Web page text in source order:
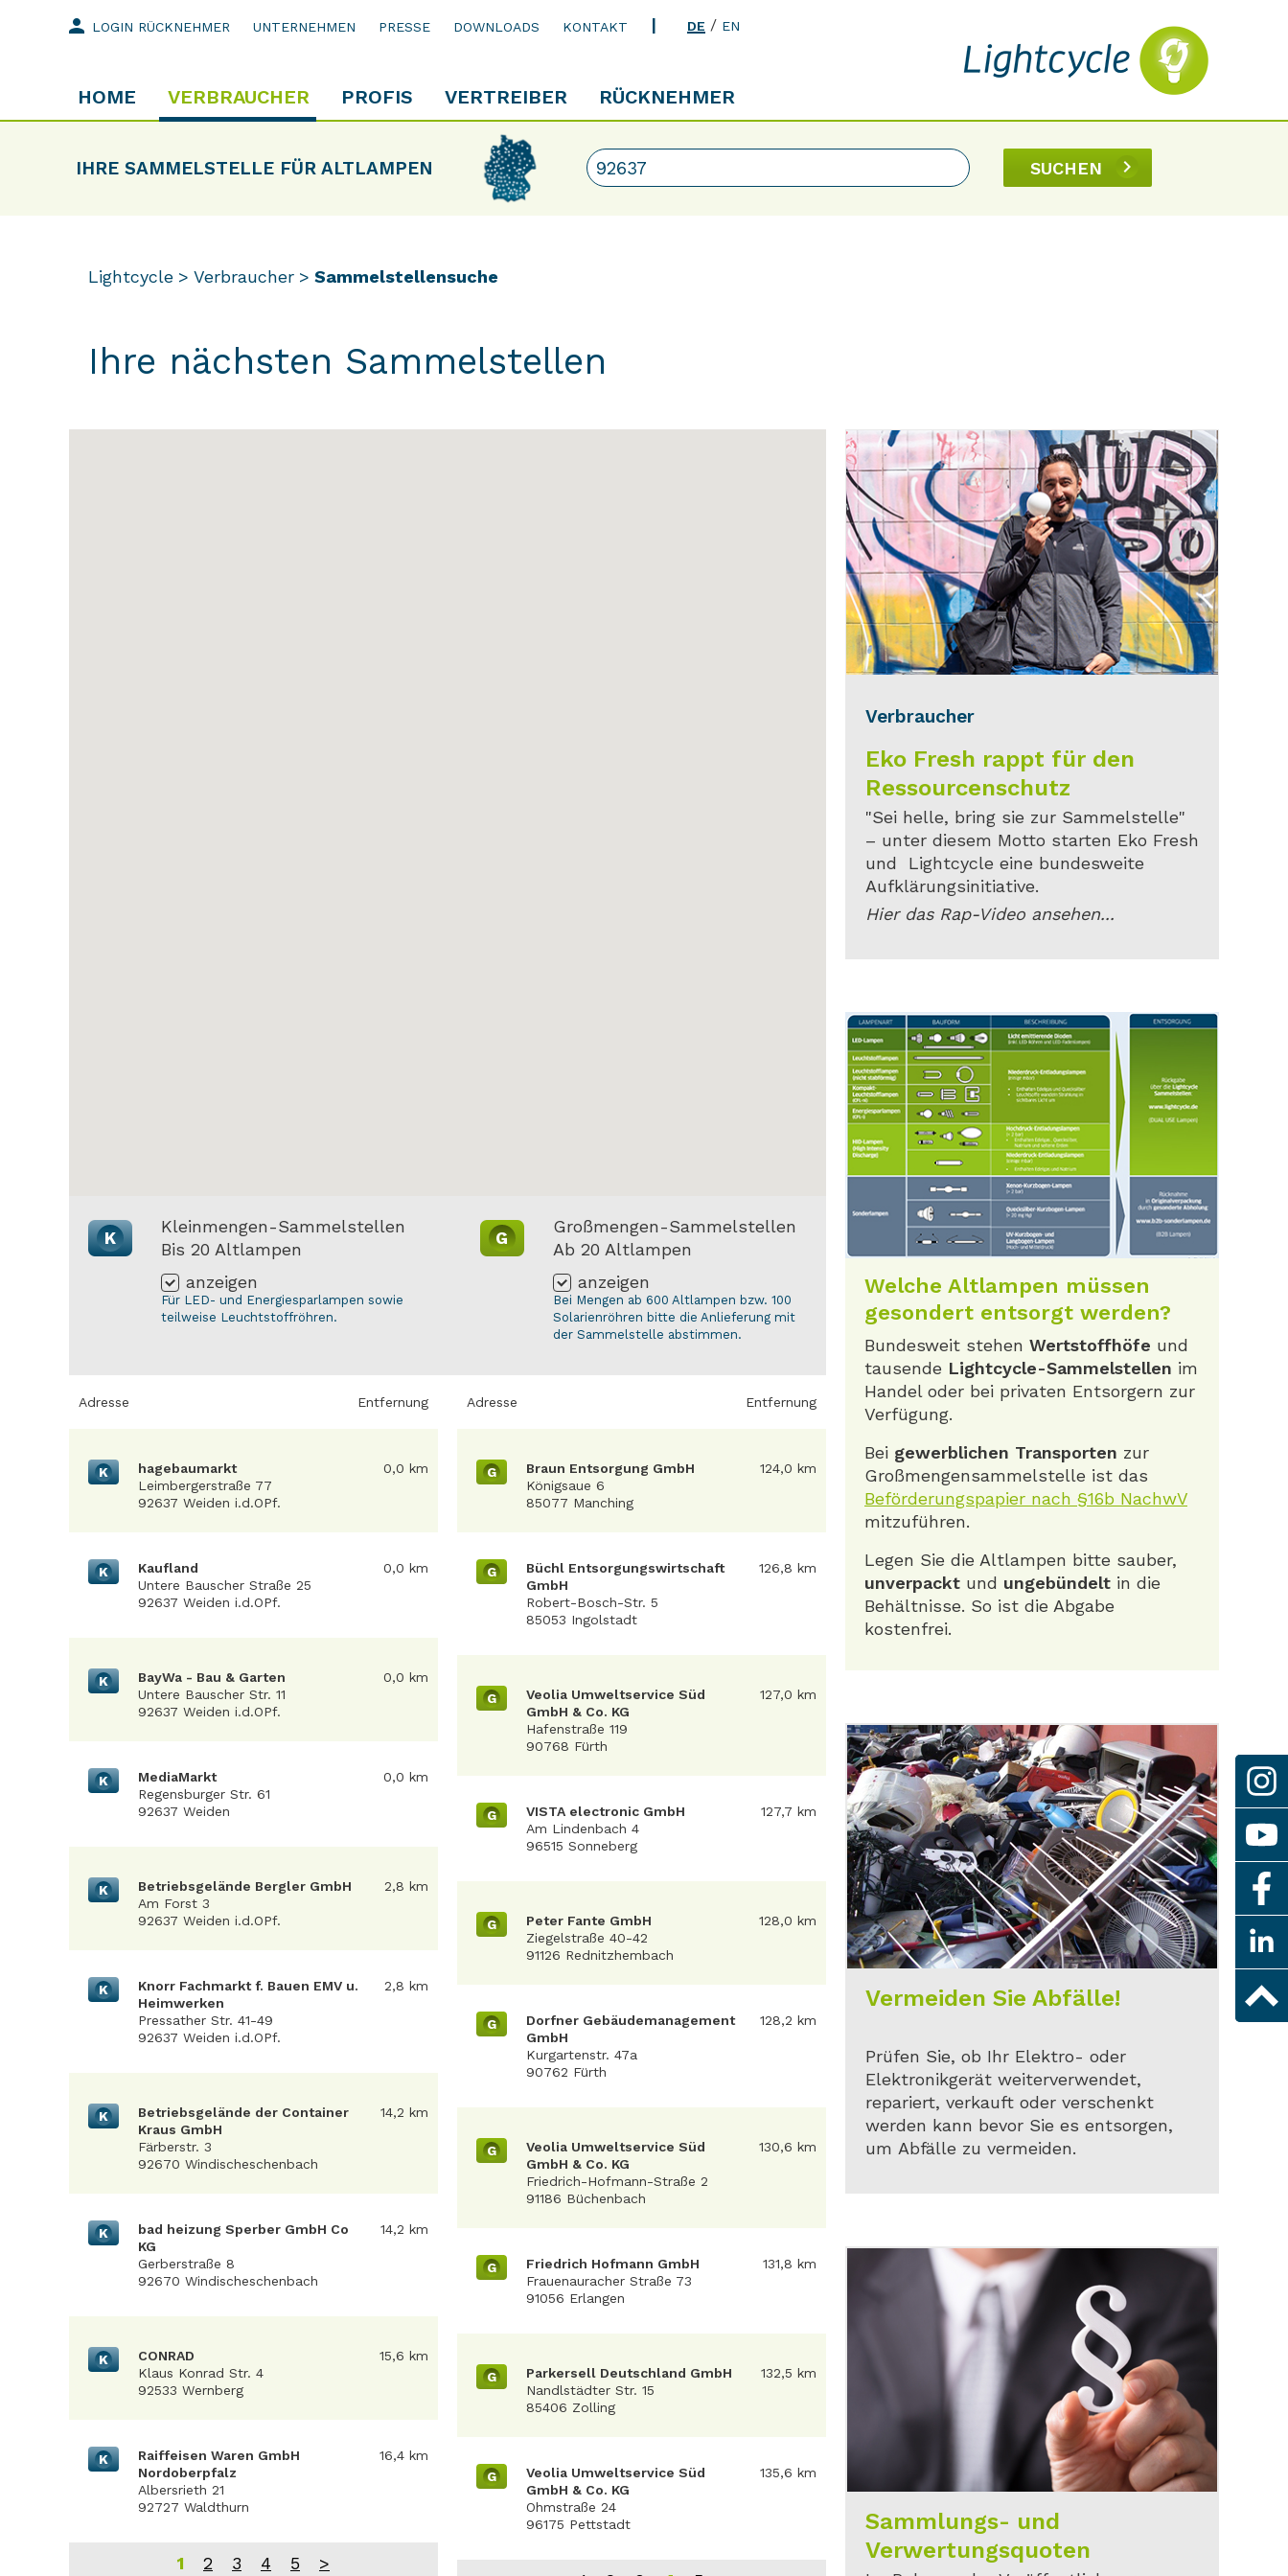
HOME VERBRAUCHER PROFIS VERTREIBER RÜCKNEHMER
person LOGIN RÜCKNEHMER UNTERNEHMEN PRESSE DOWNLOADS KONTAKT DE / EN
IHRE SAMMELSTELLE FÜR ALTLAMPEN SUCHEN
Lightcycle Verbraucher Sammelstellensuche
Ihre nächsten Sammelstellen
K
Kleinmengen-Sammelstellen
Bis 20 Altlampen
anzeigen
Für LED- und Energiesparlampen sowie
teilweise Leuchtstoffröhren.
G
Großmengen-Sammelstellen
Ab 20 Altlampen
anzeigen
Bei Mengen ab 600 Altlampen bzw. 100
Solarienröhren bitte die Anlieferung mit
der Sammelstelle abstimmen.
Adresse Entfernung
K
hagebaumarkt
Leimbergerstraße 77
92637 Weiden i.d.OPf.
0,0 km
K
Kaufland
Untere Bauscher Straße 25
92637 Weiden i.d.OPf.
0,0 km
K
BayWa - Bau & Garten
Untere Bauscher Str. 11
92637 Weiden i.d.OPf.
0,0 km
K
MediaMarkt
Regensburger Str. 61
92637 Weiden
0,0 km
K
Betriebsgelände Bergler GmbH
Am Forst 3
92637 Weiden i.d.OPf.
2,8 km
K
Knorr Fachmarkt f. Bauen EMV u.
Heimwerken
Pressather Str. 41-49
92637 Weiden i.d.OPf.
2,8 km
K
Betriebsgelände der Container
Kraus GmbH
Färberstr. 3
92670 Windischeschenbach
14,2 km
K
bad heizung Sperber GmbH Co
KG
Gerberstraße 8
92670 Windischeschenbach
14,2 km
K
CONRAD
Klaus Konrad Str. 4
92533 Wernberg
15,6 km
K
Raiffeisen Waren GmbH
Nordoberpfalz
Albersrieth 21
92727 Waldthurn
16,4 km
1 2 3 4 5 >
Adresse Entfernung
G
Braun Entsorgung GmbH
Königsaue 6
85077 Manching
124,0 km
G
Büchl Entsorgungswirtschaft
GmbH
Robert-Bosch-Str. 5
85053 Ingolstadt
126,8 km
G
Veolia Umweltservice Süd
GmbH & Co. KG
Hafenstraße 119
90768 Fürth
127,0 km
G
VISTA electronic GmbH
Am Lindenbach 4
96515 Sonneberg
127,7 km
G
Peter Fante GmbH
Ziegelstraße 40-42
91126 Rednitzhembach
128,0 km
G
Dorfner Gebäudemanagement
GmbH
Kurgartenstr. 47a
90762 Fürth
128,2 km
G
Veolia Umweltservice Süd
GmbH & Co. KG
Friedrich-Hofmann-Straße 2
91186 Büchenbach
130,6 km
G
Friedrich Hofmann GmbH
Frauenauracher Straße 73
91056 Erlangen
131,8 km
G
Parkersell Deutschland GmbH
Nandlstädter Str. 15
85406 Zolling
132,5 km
G
Veolia Umweltservice Süd
GmbH & Co. KG
Ohmstraße 24
96175 Pettstadt
135,6 km
Verbraucher
Eko Fresh rappt für den
Ressourcenschutz
"Sei helle, bring sie zur Sammelstelle"
– unter diesem Motto starten Eko Fresh
und Lightcycle eine bundesweite
Aufklärungsinitiative.
Hier das Rap-Video ansehen...
Welche Altlampen müssen
gesondert entsorgt werden?
Bundesweit stehen Wertstoffhöfe und
tausende Lightcycle-Sammelstellen im
Handel oder bei privaten Entsorgern zur
Verfügung.
Bei gewerblichen Transporten zur
Großmengensammelstelle ist das
Beförderungspapier nach §16b NachwV
mitzuführen.
Legen Sie die Altlampen bitte sauber,
unverpackt und ungebündelt in die
Behältnisse. So ist die Abgabe
kostenfrei.
Vermeiden Sie Abfälle!
Prüfen Sie, ob Ihr Elektro- oder
Elektronikgerät weiterverwendet,
repariert, verkauft oder verschenkt
werden kann bevor Sie es entsorgen,
um Abfälle zu vermeiden.
Sammlungs- und
Verwertungsquoten